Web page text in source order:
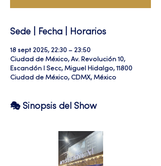
Sede | Fecha | Horarios
18 sept 2025, 22:30 – 23:50
Ciudad de México, Av. Revolución 10,
Escandón I Secc, Miguel Hidalgo, 11800
Ciudad de México, CDMX, México
🎭 Sinopsis del Show